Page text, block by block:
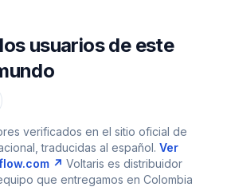
usuarios de este
verificados en el sitio oficial de
traducidas al español. Ver
↗ Voltaris es distribuidor
que entregamos en Colombia